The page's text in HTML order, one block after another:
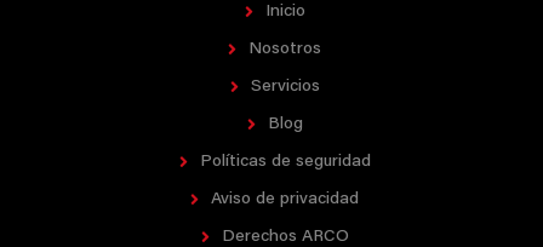
Inicio
Nosotros
Servicios
Blog
Políticas de seguridad
Aviso de privacidad
Derechos ARCO